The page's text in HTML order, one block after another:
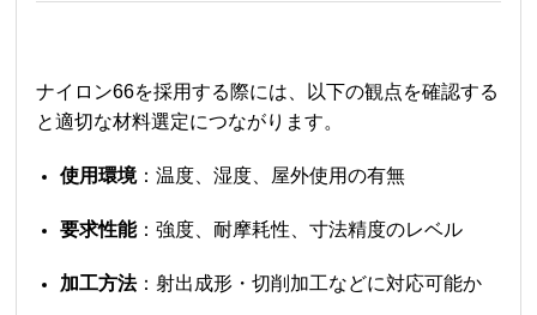
ナイロン66を採用する際には、以下の観点を確認する
と適切な材料選定につながります。
使用環境：温度、湿度、屋外使用の有無
要求性能：強度、耐摩耗性、寸法精度のレベル
加工方法：射出成形・切削加工などに対応可能か